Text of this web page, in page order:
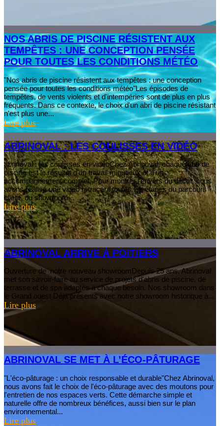
NOS ABRIS DE PISCINE RÉSISTENT AUX
TEMPÊTES : UNE CONCEPTION PENSÉE
POUR TOUTES LES CONDITIONS MÉTÉO
"Nos abris de piscine résistent aux tempêtes : une conception
pensée pour toutes les conditions météo"Les épisodes de
tempêtes, de vents violents et d'intempéries sont de plus en plus
fréquents. Dans ce contexte, le choix d'un abri de piscine résistant
n'est plus une...
Lire plus
ABRINOVAL : LES COULISSES EN VIDÉO
abrinoval : les coulisses en vidéoChez Abrinoval, chaque abri de
piscine est le résultat d'un travail minutieux et d'un
accompagnement complet. Pour montrer l'envers du décor, nous
avons réalisé une vidéo retraçant toutes les étapes du parcours
client, du showroom...
Lire plus
ABRINOVAL ARRIVE À POITIERS
Ouverture de notre nouveau showroomDepuis 25 ans, Abrinoval
met son savoir-faire au service de projets d'abris de piscine, de
terrasse et de spa adaptés à chaque besoin. Nos showroom dans
le Grand ouest Déjà présents avec notre showroom historique à...
Lire plus
ABRINOVAL SE MET À L’ÉCO-PÂTURAGE
"L'éco-pâturage : un choix responsable et durable"Chez Abrinoval,
nous avons fait le choix de l'éco-pâturage avec des moutons pour
l'entretien de nos espaces verts. Cette démarche simple et
naturelle offre de nombreux bénéfices, aussi bien sur le plan
environnemental...
Lire plus